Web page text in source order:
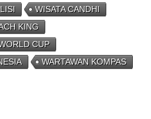
WISATA CANDHI
KING
CUP
WARTAWAN KOMPAS